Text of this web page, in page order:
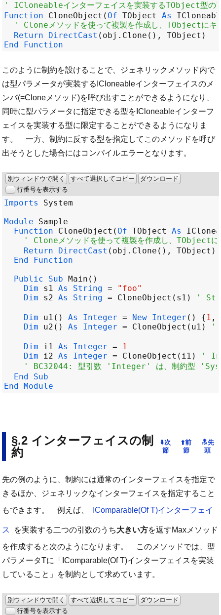
' ICloneableインターフェイスを実装するTObject型の
Function
CloneObject ( Of TObject As
' Cloneメソッドを使って複製を作成し、TObjectにキ
Return
DirectCast ( obj . Clone (), TObject
End
Function
このように制約を設けることで、ジェネリックメソッド内で
は型パラメータが実装するICloneableインターフェイスのメ
ンバ(=Cloneメソッド)を呼び出すことができるようになり、
同時に型パラメータに指定できる型をICloneableインターフ
ェイスを実装する型に限定することができるようになりま
す。 一方、制約に反する型を指定してこのメソッドを呼び
出そうとした場合にはコンパイルエラーとなります。
別ウィンドウで開く すべて選択してコピー
ダウンロード
行番号を表示する
Imports
System
Module
Sample
Function
CloneObject ( Of TObject As
' Cloneメソッドを使って複製を作成し、TObjectに
Return
DirectCast ( obj . Clone (), TObject
End
Function
Public
Sub Main
Dim
s1 As String =
"foo"
Dim
s2 As String = CloneObject ( s1 ) '
Dim u1 () As Integer = New Integer () { 1 ,
Dim
u2 () As Integer = CloneObject ( u1 ) '
Dim i1 As Integer =
1
Dim
i2 As Integer = CloneObject ( i1 )
'
' BC32044: 型引数 'Integer' は、制約型
End
Sub
End
Module
インターフェイスの制
約
先の例のように、制約には通常のインターフェイスを指定で
きるほか、ジェネリックなインターフェイスを指定すること
もできます。 例えば、
IComparable(Of T)インターフェイ
ス を実装する二つの引数のうち大きい方を返すMaxメソッド
を作成すると次のようになります。 このメソッドでは、型
パラメータTに「IComparable(Of T)インターフェイスを実装
していること」を制約として求めています。
別ウィンドウで開く すべて選択してコピー
ダウンロード
行番号を表示する